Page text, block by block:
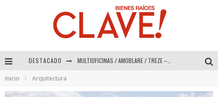
DESTACADO Abad Vergara Arquitectos – Especial Interiorismo & Decoración 2026
Inicio Arquitectura